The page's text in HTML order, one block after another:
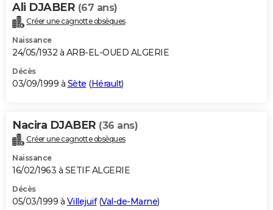
Ali DJABER (67 ans)
Créer une cagnotte obsèques
Naissance
24/05/1932 à ARB-EL-OUED ALGERIE
Décès
03/09/1999 à Sète (Hérault)
Nacira DJABER (36 ans)
Créer une cagnotte obsèques
Naissance
16/02/1963 à SETIF ALGERIE
Décès
05/03/1999 à Villejuif(Val-de-Marne)